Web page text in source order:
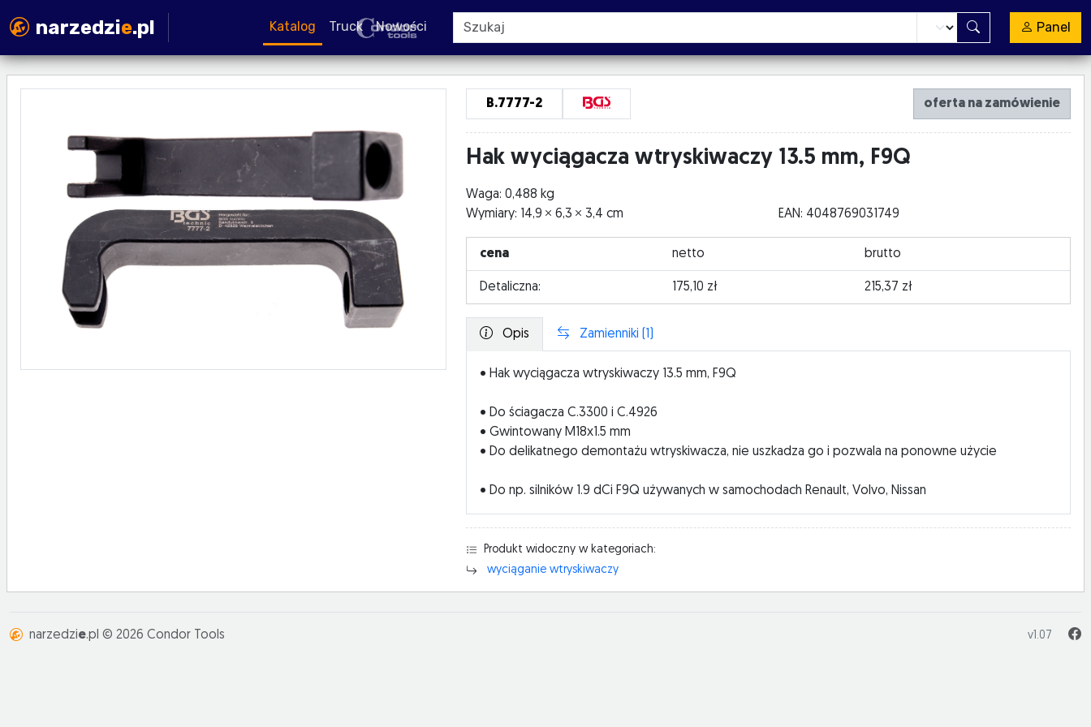
narzedzie.pl Katalog Truck Nowości Panel
B.7777-2 oferta na zamówienie
Hak wyciągacza wtryskiwaczy 13.5 mm, F9Q
Waga: 0,488 kg
Wymiary: 14,9
6,3 3,4 cm EAN: 4048769031749
cena netto brutto
Detaliczna: 175,10 zł 215,37 zł
Opis Zamienniki (1)
• Hak wyciągacza wtryskiwaczy 13.5 mm, F9Q
• Do ściagacza C.3300 i C.4926
• Gwintowany M18x1.5 mm
• Do delikatnego demontażu wtryskiwacza, nie uszkadza go i pozwala na ponowne użycie
• Do np. silników 1.9 dCi F9Q używanych w samochodach Renault, Volvo, Nissan
Produkt widoczny w kategoriach:
wyciąganie wtryskiwaczy
narzedzie.pl © 2026 Condor Tools v1.07